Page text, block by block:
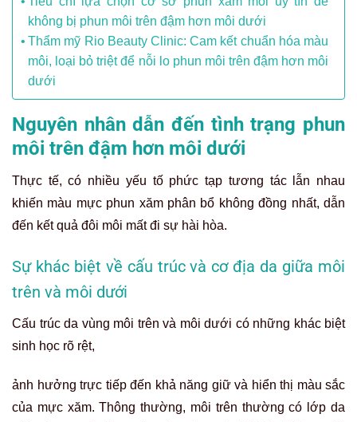
không bị phun môi trên đậm hơn môi dưới
Thẩm mỹ Rio Beauty Clinic: Cam kết chuẩn hóa màu
môi, loại bỏ triệt để nỗi lo phun môi trên đậm hơn môi
dưới
Nguyên nhân dẫn đến tình trạng phun
môi trên đậm hơn môi dưới
Thực tế, có nhiều yếu tố phức tạp tương tác lẫn nhau
khiến màu mực phun xăm phân bổ không đồng nhất, dẫn
đến kết quả đôi môi mất đi sự hài hòa.
Sự khác biệt về cấu trúc và cơ địa da giữa môi
trên và môi dưới
Cấu trúc da vùng môi trên và môi dưới có những khác biệt
sinh học rõ rệt,
ảnh hưởng trực tiếp đến khả năng giữ và hiển thị màu sắc
của mực xăm. Thông thường, môi trên thường có lớp da